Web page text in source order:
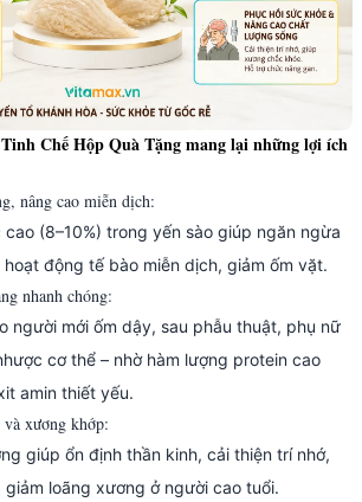
Chế Hộp Quà Tặng mang lại những lợi ích
nâng cao miễn dịch:
(8–10%) trong yến sào giúp ngăn ngừa
động tế bào miễn dịch, giảm ốm vặt.
nhanh chóng:
người mới ốm dậy, sau phẫu thuật, phụ nữ
cơ thể – nhờ hàm lượng protein cao
amin thiết yếu.
xương khớp:
giúp ổn định thần kinh, cải thiện trí nhớ,
loãng xương ở người cao tuổi.